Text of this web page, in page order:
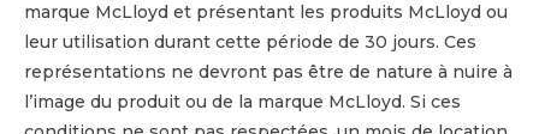
marque McLloyd et présentant les produits McLloyd ou
leur utilisation durant cette période de 30 jours. Ces
représentations ne devront pas être de nature à nuire à
l’image du produit ou de la marque McLloyd. Si ces